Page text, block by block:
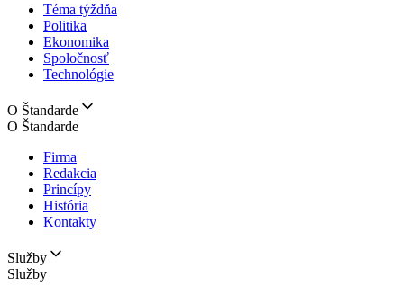
Téma týždňa
Politika
Ekonomika
Spoločnosť
Technológie
O Štandarde
O Štandarde
Firma
Redakcia
Princípy
História
Kontakty
Služby
Služby